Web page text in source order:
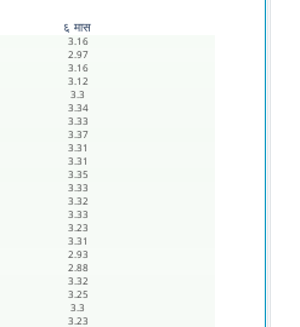
3.16
2.97
3.16
3.12
3.3
3.34
3.33
3.37
3.31
3.31
3.35
3.33
3.32
3.33
3.23
3.31
2.93
2.88
3.32
3.25
3.3
3.23
६ मास